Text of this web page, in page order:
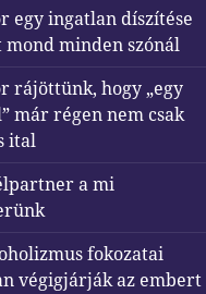
egy ingatlan díszítése
mond minden szónál
rájöttünk, hogy „egy
már régen nem csak
ital
a mi
fokozatai
végigjárják az embert